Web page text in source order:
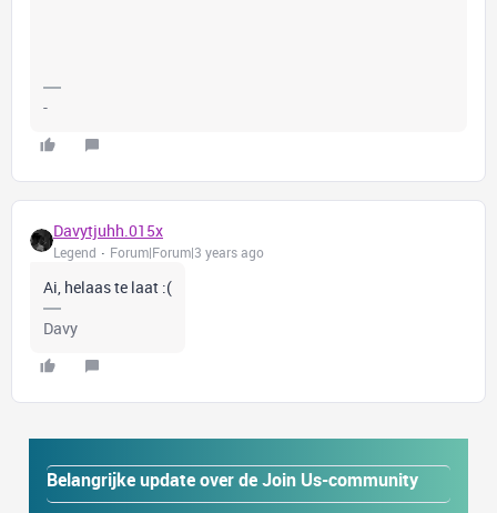
-
Davytjuhh.015x
Legend Forum|Forum|3 years ago
Ai, helaas te laat :(
Davy
Belangrijke update over de Join Us-community